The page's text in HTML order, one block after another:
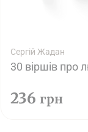
Сергій Жадан
30 віршів про
236 грн